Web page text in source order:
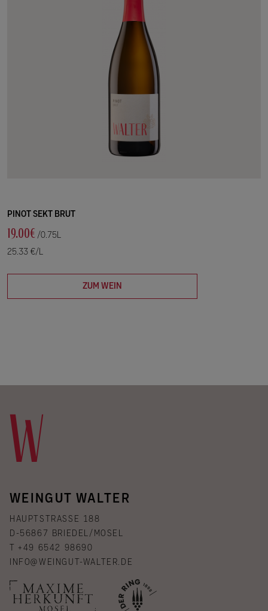
PINOT SEKT BRUT
19.00€ /0.75L
25.33 €/L
ZUM WEIN
WEINGUT WALTER
HAUPTSTRASSE 188
D-56867 BRIEDEL/MOSEL
T +49 6542 98690
INFO@WEINGUT-WALTER.DE